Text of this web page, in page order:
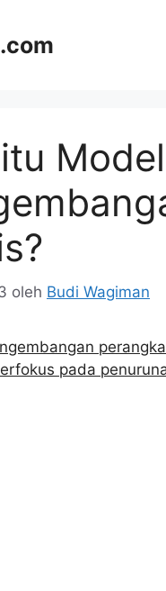
Model
oleh Budi Wagiman
pada